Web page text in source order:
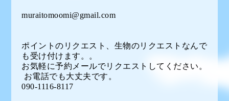
muraitomoomi@gmail.com
ポイントのリクエスト、生物のリクエストなんで
も受け付けます。。
お気軽に予約メールでリクエストしてください。
お電話でも大丈夫です。
090-1116-8117